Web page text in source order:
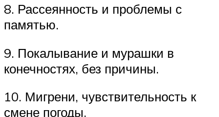
8. Рассеянность и проблемы с
памятью.
9. Покалывание и мурашки в
конечностях, без причины.
10. Мигрени, чувствительность к
смене погоды.